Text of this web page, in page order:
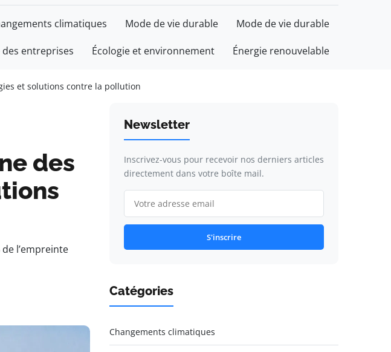
climatiques Mode de vie durable Mode de vie durable
entreprises Écologie et environnement Énergie renouvelable
et solutions contre la pollution
des
l’empreinte
Newsletter
Inscrivez-vous pour recevoir nos derniers articles
directement dans votre boîte mail.
S'inscrire
Catégories
Changements climatiques